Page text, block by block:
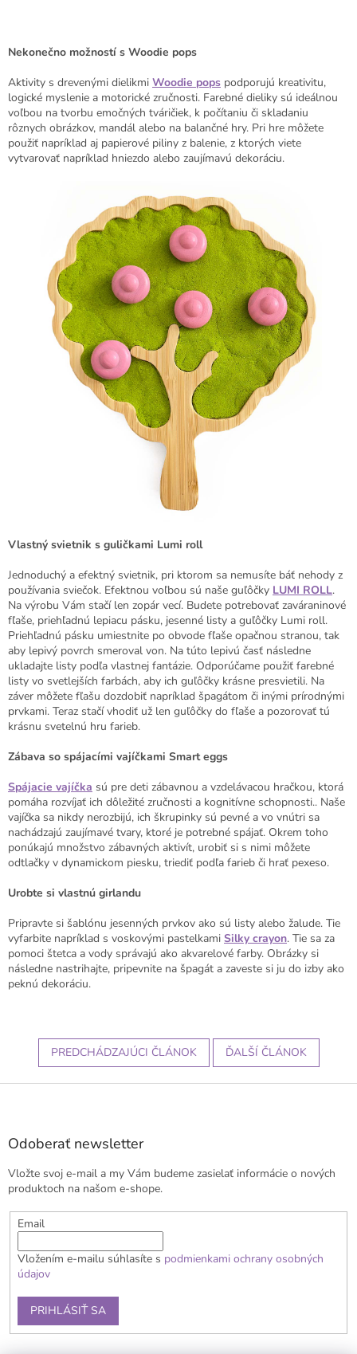
Nekonečno možností s Woodie pops
Aktivity s drevenými dielikmi Woodie pops podporujú kreativitu,
logické myslenie a motorické zručnosti. Farebné dieliky sú ideálnou
voľbou na tvorbu emočných tváričiek, k počítaniu či skladaniu
rôznych obrázkov, mandál alebo na balančné hry. Pri hre môžete
použiť napríklad aj papierové piliny z balenie, z ktorých viete
vytvarovať napríklad hniezdo alebo zaujímavú dekoráciu.
Vlastný svietnik s guličkami Lumi roll
Jednoduchý a efektný svietnik, pri ktorom sa nemusíte báť nehody z
používania sviečok. Efektnou voľbou sú naše guľôčky LUMI ROLL.
Na výrobu Vám stačí len zopár vecí. Budete potrebovať zaváraninové
fľaše, priehľadnú lepiacu pásku, jesenné listy a guľôčky Lumi roll.
Priehľadnú pásku umiestnite po obvode fľaše opačnou stranou, tak
aby lepivý povrch smeroval von. Na túto lepivú časť následne
ukladajte listy podľa vlastnej fantázie. Odporúčame použiť farebné
listy vo svetlejších farbách, aby ich guľôčky krásne presvietili. Na
záver môžete fľašu dozdobiť napríklad špagátom či inými prírodnými
prvkami. Teraz stačí vhodiť už len guľôčky do fľaše a pozorovať tú
krásnu svetelnú hru farieb.
Zábava so spájacími vajíčkami Smart eggs
Spájacie vajíčka sú pre deti zábavnou a vzdelávacou hračkou, ktorá
pomáha rozvíjať ich dôležité zručnosti a kognitívne schopnosti.. Naše
vajíčka sa nikdy nerozbijú, ich škrupinky sú pevné a vo vnútri sa
nachádzajú zaujímavé tvary, ktoré je potrebné spájať. Okrem toho
ponúkajú množstvo zábavných aktivít, urobiť si s nimi môžete
odtlačky v dynamickom piesku, triediť podľa farieb či hrať pexeso.
Urobte si vlastnú girlandu
Pripravte si šablónu jesenných prvkov ako sú listy alebo žalude. Tie
vyfarbite napríklad s voskovými pastelkami Silky crayon. Tie sa za
pomoci štetca a vody správajú ako akvarelové farby. Obrázky si
následne nastrihajte, pripevnite na špagát a zaveste si ju do izby ako
peknú dekoráciu.
PREDCHÁDZAJÚCI ČLÁNOK ĎALŠÍ ČLÁNOK
Z
Odoberať newsletter
Vložte svoj e-mail a my Vám budeme zasielať informácie o nových
produktoch na našom e-shope.
Email
Vložením e-mailu súhlasíte s podmienkami ochrany osobných
údajov
PRIHLÁSIŤ SA